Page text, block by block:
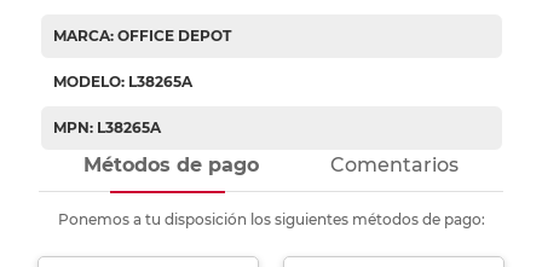
MARCA: OFFICE DEPOT
MODELO: L38265A
MPN: L38265A
Métodos de pago Comentarios
Ponemos a tu disposición los siguientes métodos de pago: